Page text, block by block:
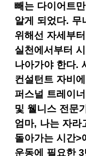
빼는 다이어트
알게 되었다. 무
위해선 자세부
실천에서부터
나아가야 한다.
컨설턴트 자비
퍼스널 트레이
및 웰니스 전문
엄마, 나는 자라
돌아가는 시간>
운동에 필요한